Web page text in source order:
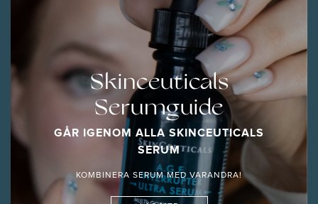
Skinceuticals
Serumguide
GÅR IGENOM ALLA SKINCEUTICALS
SERUM
KOMBINERA SERUM MED VARANDRA!